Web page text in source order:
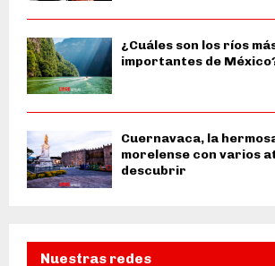
¿Cuáles son los ríos
importantes de
Cuernavaca, la
morelense con varios
descubrir
Nuestras redes